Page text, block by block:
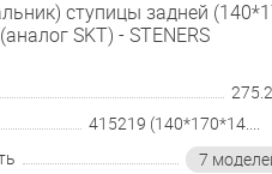
ступицы задней
SKT) - STENERS
7